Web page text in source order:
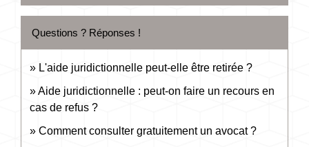
Questions ? Réponses !
L'aide juridictionnelle peut-elle être retirée ?
Aide juridictionnelle : peut-on faire un recours en
cas de refus ?
Comment consulter gratuitement un avocat ?